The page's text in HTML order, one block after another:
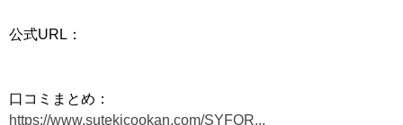
公式URL：
口コミまとめ：
https://www.sutekicookan.com/SYFOR...